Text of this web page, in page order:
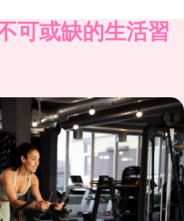
可或缺的生活習